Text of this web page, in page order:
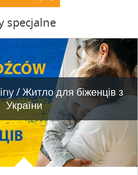
specjalne
/ Житло для бiженцiв з
України